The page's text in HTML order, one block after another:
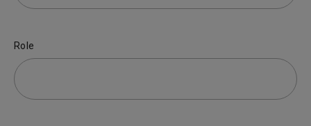
Role